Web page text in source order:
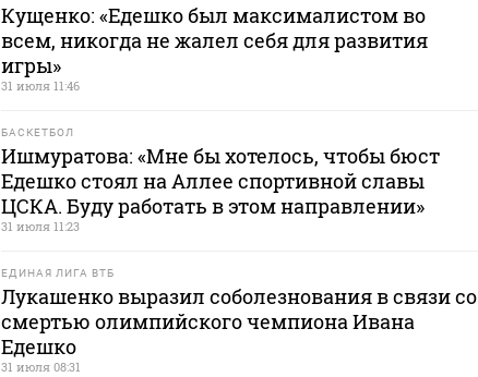
Кущенко: «Едешко был максималистом во
всем, никогда не жалел себя для развития
игры»
31 июля 11:46
БАСКЕТБОЛ
Ишмуратова: «Мне бы хотелось, чтобы бюст
Едешко стоял на Аллее спортивной славы
ЦСКА. Буду работать в этом направлении»
31 июля 11:23
ЕДИНАЯ ЛИГА ВТБ
Лукашенко выразил соболезнования в связи со
смертью олимпийского чемпиона Ивана
Едешко
31 июля 08:31